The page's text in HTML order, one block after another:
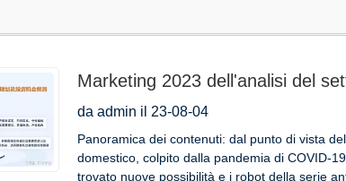
Marketing 2023 dell'analisi del
servizio: rapida svolta nella
espandersi
da admin il 23-08-04
Panoramica dei contenuti: dal punto di vista
domestico, colpito dalla pandemia di COVID-
trovato nuove possibilità e i robot della serie